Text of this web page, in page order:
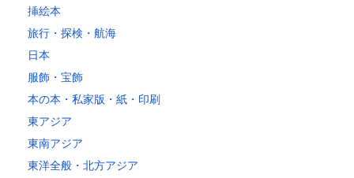
挿絵本
旅行・探検・航海
日本
服飾・宝飾
本の本・私家版・紙・印刷
東アジア
東南アジア
東洋全般・北方アジア